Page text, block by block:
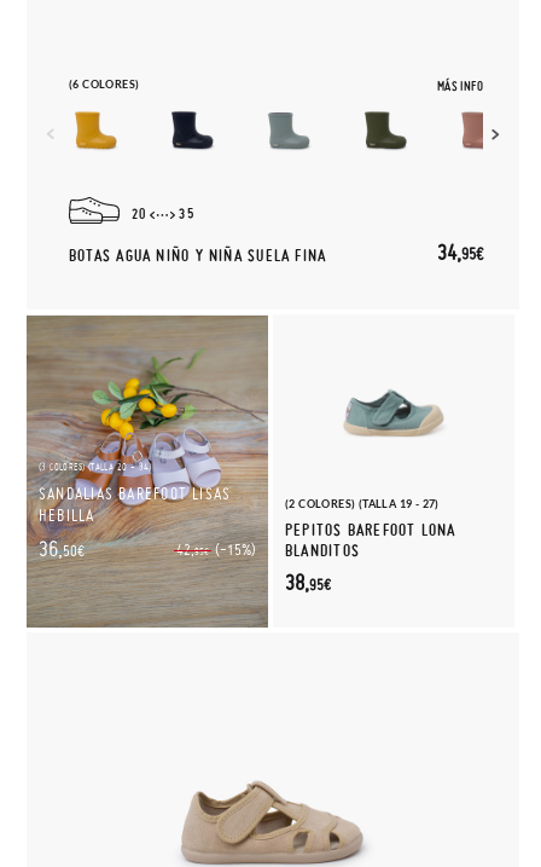
(6 COLORES) MÁS INFO
20 35
BOTAS AGUA NIÑO Y NIÑA SUELA FINA 34,95€
(3 COLORES) (TALLA 20 - 34)
SANDALIAS BAREFOOT LISAS
HEBILLA
42,95€ (-15%)
36,50€
(2 COLORES) (TALLA 19 - 27)
PEPITOS BAREFOOT LONA
BLANDITOS
38,95€